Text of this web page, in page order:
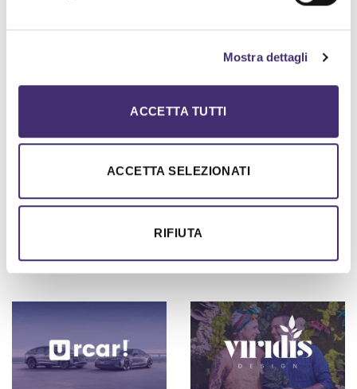
Mostra dettagli
ACCETTA TUTTI
ACCETTA SELEZIONATI
RIFIUTA